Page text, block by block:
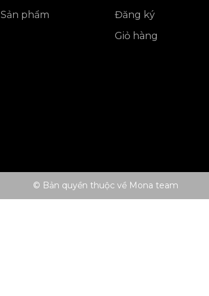
Sản phẩm
Đăng ký
Giỏ hàng
© Bản quyền thuộc về Mona team